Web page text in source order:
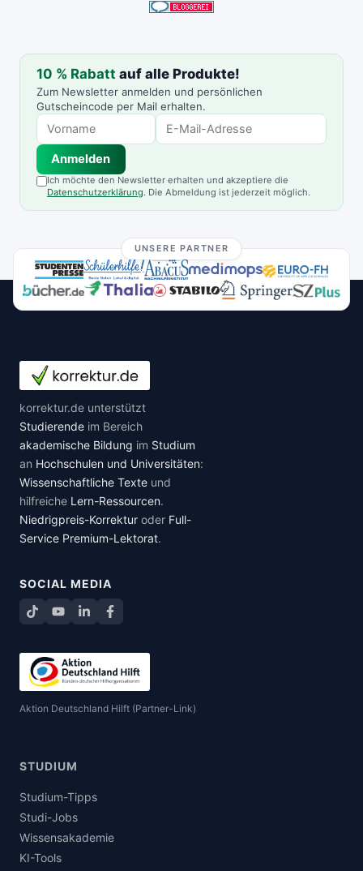
10 % Rabatt auf alle Produkte!
Zum Newsletter anmelden und persönlichen
Gutscheincode per Mail erhalten.
Anmelden
Ich möchte den Newsletter erhalten und akzeptiere die
Datenschutzerklärung. Die Abmeldung ist jederzeit möglich.
UNSERE PARTNER
korrektur.de unterstützt
Studierende im Bereich
akademische Bildung im Studium
an Hochschulen und Universitäten:
Wissenschaftliche Texte und
hilfreiche Lern-Ressourcen.
Niedrigpreis-Korrektur oder Full-
Service Premium-Lektorat.
SOCIAL MEDIA
TikTokYouTube
LinkedInFacebook teilen
Aktion Deutschland Hilft (Partner-Link)
STUDIUM
Studium-Tipps
Studi-Jobs
Wissensakademie
KI-Tools